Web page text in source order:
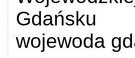
Gdańsku
wojewoda